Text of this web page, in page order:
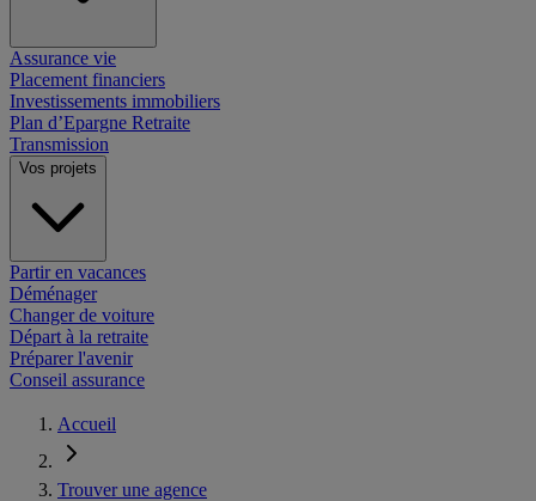
Assurance vie
Placement financiers
Investissements immobiliers
Plan d’Epargne Retraite
Transmission
Vos projets
Partir en vacances
Déménager
Changer de voiture
Départ à la retraite
Préparer l'avenir
Conseil assurance
Accueil
Trouver une agence